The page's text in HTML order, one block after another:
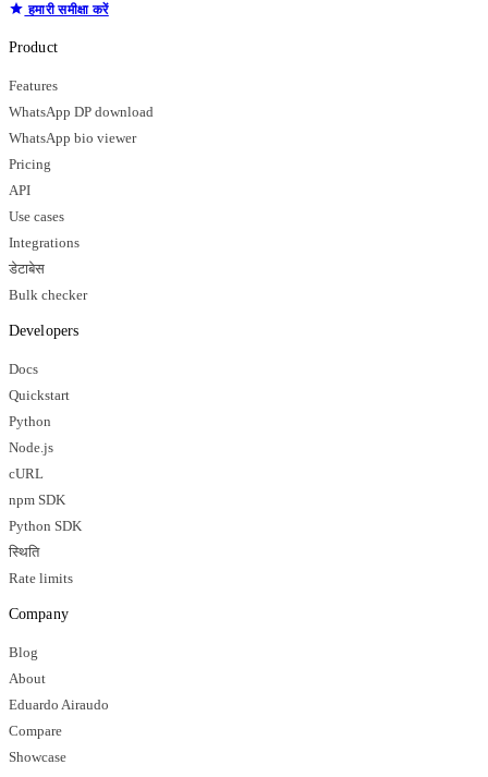
हमारी समीक्षा करें
Product
Features
WhatsApp DP download
WhatsApp bio viewer
Pricing
API
Use cases
Integrations
डेटाबेस
Bulk checker
Developers
Docs
Quickstart
Python
Node.js
cURL
npm SDK
Python SDK
स्थिति
Rate limits
Company
Blog
About
Eduardo Airaudo
Compare
Showcase